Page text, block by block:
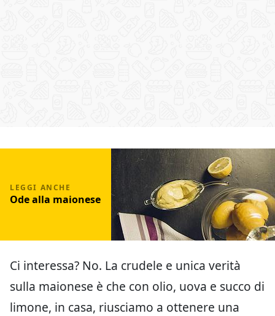
Ode alla maionese
Ci interessa? No. La crudele e unica verità
sulla maionese è che con olio, uova e succo di
limone, in casa, riusciamo a ottenere una